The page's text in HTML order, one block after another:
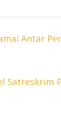
Antar
Satreskrim